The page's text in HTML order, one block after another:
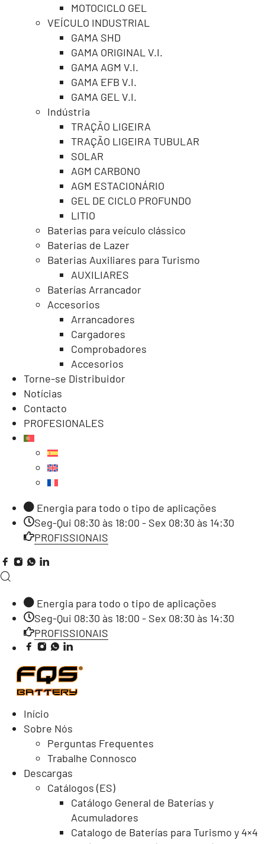
MOTOCICLO GEL
VEÍCULO INDUSTRIAL
GAMA SHD
GAMA ORIGINAL V.I.
GAMA AGM V.I.
GAMA EFB V.I.
GAMA GEL V.I.
Indústria
TRAÇÃO LIGEIRA
TRAÇÃO LIGEIRA TUBULAR
SOLAR
AGM CARBONO
AGM ESTACIONÁRIO
GEL DE CICLO PROFUNDO
LITIO
Baterias para veículo clássico
Baterias de Lazer
Baterias Auxiliares para Turismo
AUXILIARES
Baterías Arrancador
Accesorios
Arrancadores
Cargadores
Comprobadores
Accesorios
Torne-se Distribuidor
Notícias
Contacto
PROFESIONALES
Energia para todo o tipo de aplicações
Seg-Qui 08:30 às 18:00 - Sex 08:30 às 14:30
PROFISSIONAIS
Energia para todo o tipo de aplicações
Seg-Qui 08:30 às 18:00 - Sex 08:30 às 14:30
PROFISSIONAIS
Início
Sobre Nós
Perguntas Frequentes
Trabalhe Connosco
Descargas
Catálogos (ES)
Catálogo General de Baterías y
Acumuladores
Catalogo de Baterías para Turismo y 4×4